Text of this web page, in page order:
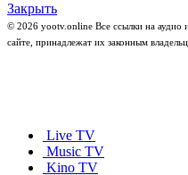
Закрыть
© 2026 yootv.online Все ссылки на аудио
сайте, принадлежат их законным
Live TV
Music TV
Kino TV